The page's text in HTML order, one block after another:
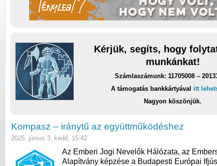
Kérjük, segíts, hogy
munkánkat!
Számlaszámunk: 11705008 –
A támogatás bankkártyával itt
Nagyon köszönjük.
Kompasz – iránytű az együttműködéshez
2025. június 3. kedd, 15:42
Az Emberi Jogi Nevelők Hálózata, az
Alapítvány képzése a Budapesti Európai